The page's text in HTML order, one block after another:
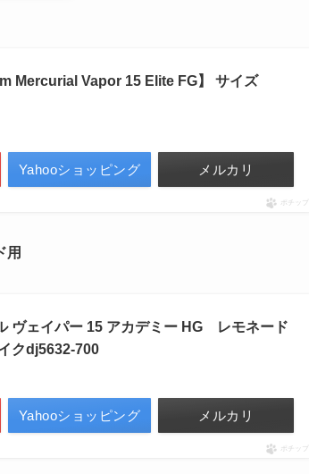
Mercurial Vapor 15 Elite FG】 サイズ
Yahooショッピング メルカリ
ポチップ
用
ヴェイパー 15 アカデミー HG レモネード
クdj5632-700
Yahooショッピング メルカリ
ポチップ